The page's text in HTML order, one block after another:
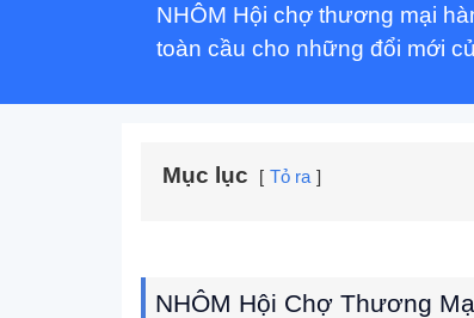
NHÔM Hội chợ thương mại
toàn cầu cho những đổi mới
Mục lục Tỏ ra
NHÔM Hội Chợ Thương